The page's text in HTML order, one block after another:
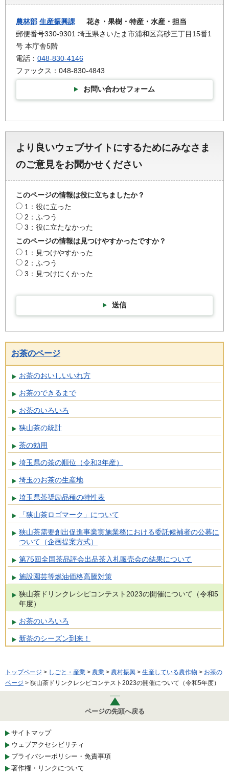
農林部 生産振興課 花き・果樹・特産・水産・担当
郵便番号330-9301 埼玉県さいたま市浦和区高砂三丁目15番1
号 本庁舎5階
電話： 048-830-4146
ファックス：048-830-4843
お問い合わせフォーム
より良いウェブサイトにするためにみなさま
のご意見をお聞かせください
このページの情報は役に立ちましたか？
1：役に立った
2：ふつう
3：役に立たなかった
このページの情報は見つけやすかったですか？
1：見つけやすかった
2：ふつう
3：見つけにくかった
送信
お茶のページ
お茶のおいしいいれ方
お茶のできるまで
お茶のいろいろ
狭山茶の統計
茶の効用
埼玉県の茶の順位（令和3年産）
埼玉のお茶の生産地
埼玉県茶奨励品種の特性表
「狭山茶ロゴマーク」について
狭山茶需要創出促進事業実施業務における委託候補者の公募に
ついて（企画提案方式）
第75回全国茶品評会出品茶入札販売会の結果について
施設園芸等燃油価格高騰対策
狭山茶ドリンクレシピコンテスト2023の開催について（令和5
年度）
お茶のいろいろ
新茶のシーズン到来！
トップページ > しごと・産業 > 農業 > 農村振興 > 生産している農作物 > お茶の
ページ > 狭山茶ドリンクレシピコンテスト2023の開催について（令和5年度）
ページの先頭へ戻る
サイトマップ
ウェブアクセシビリティ
プライバシーポリシー・免責事項
著作権・リンクについて